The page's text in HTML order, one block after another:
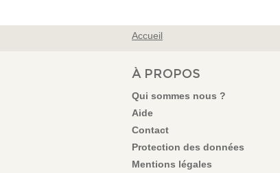
VOUS ÊTES ICI
Accueil
À PROPOS
Qui sommes nous ?
Aide
Contact
Protection des données
Mentions légales